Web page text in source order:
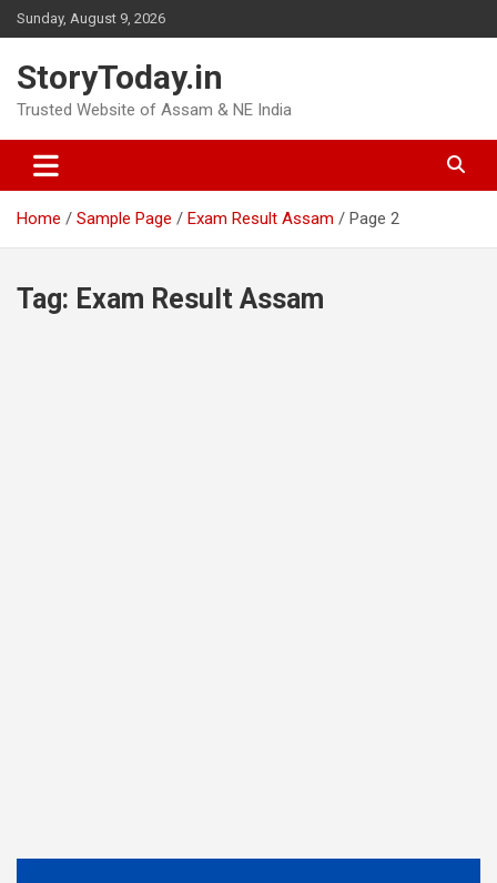
Skip
to
Sunday, August 9, 2026
StoryToday.in
Trusted Website of Assam & NE India
Home Sample Page Exam Result Assam Page 2
Tag: Exam Result Assam